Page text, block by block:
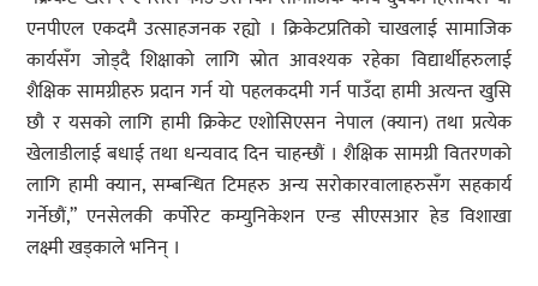
एनपीएल एकदमै उत्साहजनक रह्यो । क्रिकेटप्रतिको चाखलाई सामाजिक
कार्यसँग जोड्दै शिक्षाको लागि स्रोत आवश्यक रहेका विद्यार्थीहरुलाई
शैक्षिक सामग्रीहरु प्रदान गर्न यो पहलकदमी गर्न पाउँदा हामी अत्यन्त खुसि
छौ र यसको लागि हामी क्रिकेट एशोसिएसन नेपाल (क्यान) तथा प्रत्येक
खेलाडीलाई बधाई तथा धन्यवाद दिन चाहन्छौं । शैक्षिक सामग्री वितरणको
लागि हामी क्यान, सम्बन्धित टिमहरु अन्य सरोकारवालाहरुसँग सहकार्य
गर्नेछौं,” एनसेलकी कर्पोरेट कम्युनिकेशन एन्ड सीएसआर हेड विशाखा
लक्ष्मी खड्काले भनिन् ।